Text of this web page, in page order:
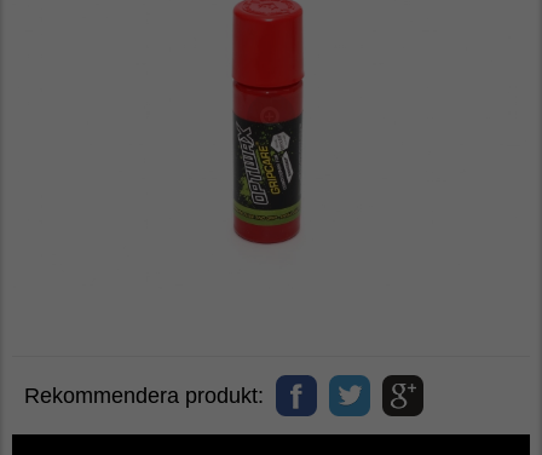
Rekommendera produkt: